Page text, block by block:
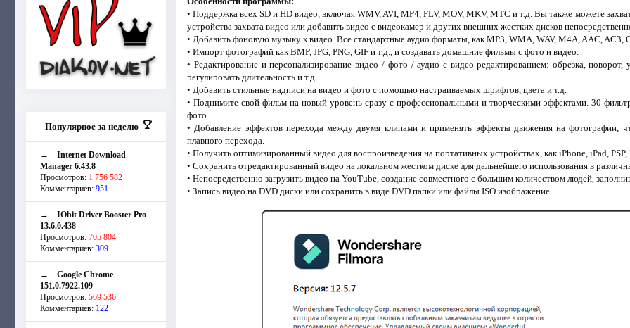
Популярное за неделю
→ Internet Download
Manager 6.43.8
Просмотров: 1 756 582
Комментариев: 951
→ IObit Driver Booster Pro
13.6.0.438
Просмотров: 705 804
Комментариев: 309
→ Google Chrome
151.0.7922.109
Просмотров: 569 536
Комментариев: 122
• Поддержка всех SD и HD видео, включая WMV, AVI, MP4, FLV, MOV, MKV, МТС и т.д. Вы также можете
устройства захвата видео или добавить видео с видеокамер и других внешних жестких дисков
• Добавить фоновую музыку к видео. Все стандартные аудио форматы, как MP3, WMA, WAV, M4A, AAC, AC3,
• Импорт фотографий как BMP, JPG, PNG, GIF и т.д., и создавать домашние фильмы с фото и видео.
• Редактирование и персонализирование видео / фото / аудио с видео-редактированием: обрезка, поворот,
регулировать длительность и т.д.
• Добавить стильные надписи на видео и фото с помощью настраиваемых шрифтов, цвета и т.д.
• Поднимите свой фильм на новый уровень сразу с профессиональными и творческими эффектами. 30
фото.
• Добавление эффектов перехода между двумя клипами и применять эффекты движения на фотографии,
плавного перехода.
• Получить оптимизированный видео для воспроизведения на портативных устройствах, как iPhone, iPad, PSP,
• Сохранить отредактированный видео на локальном жестком диске для дальнейшего использования в
• Непосредственно загрузить видео на YouTube, создание совместного с большим количеством людей,
• Запись видео на DVD диски или сохранить в виде DVD папки или файлы ISO изображение.